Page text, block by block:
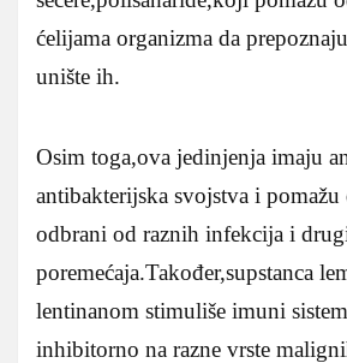
ćelijama organizma da
unište ih.
Osim toga,ova jedinjenja imaju
antibakterijska svojstva i pomažu
odbrani od raznih infekcija i
poremećaja.Također,supstanca
lentinanom stimuliše imuni
inhibitorno na razne vrste